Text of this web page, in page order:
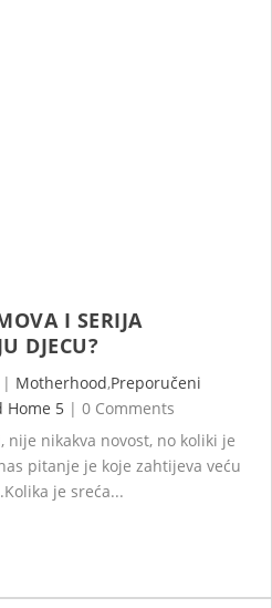
I SERIJA
DJECU?
| Motherhood,Preporučeni
Home 5 | 0 Comments
nikakva novost, no koliki je
pitanje je koje zahtijeva veću
je sreća...